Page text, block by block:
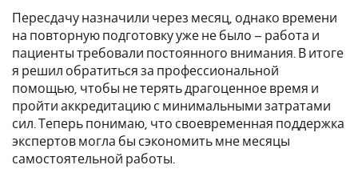
Пересдачу назначили через месяц, однако времени
на повторную подготовку уже не было – работа и
пациенты требовали постоянного внимания. В итоге
я решил обратиться за профессиональной
помощью, чтобы не терять драгоценное время и
пройти аккредитацию с минимальными затратами
сил. Теперь понимаю, что своевременная поддержка
экспертов могла бы сэкономить мне месяцы
самостоятельной работы.